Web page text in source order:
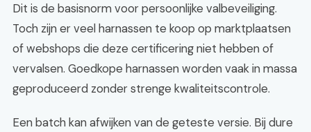
Dit is de basisnorm voor persoonlijke valbeveiliging.
Toch zijn er veel harnassen te koop op marktplaatsen
of webshops die deze certificering niet hebben of
vervalsen. Goedkope harnassen worden vaak in massa
geproduceerd zonder strenge kwaliteitscontrole.
Een batch kan afwijken van de geteste versie. Bij dure